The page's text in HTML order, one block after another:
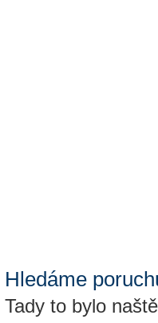
Hledáme
Tady to bylo